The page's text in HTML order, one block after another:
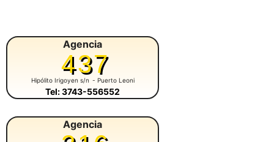
Agencia
437
Hipólito Irigoyen s/n - Puerto Leoni
Tel: 3743-556552
Agencia